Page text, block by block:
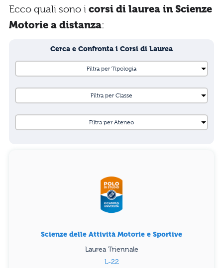
Ecco quali sono i corsi di laurea in Scienze
Motorie a distanza:
Cerca e Confronta i Corsi di Laurea
Scienze delle Attività Motorie e Sportive
Laurea Triennale
L-22